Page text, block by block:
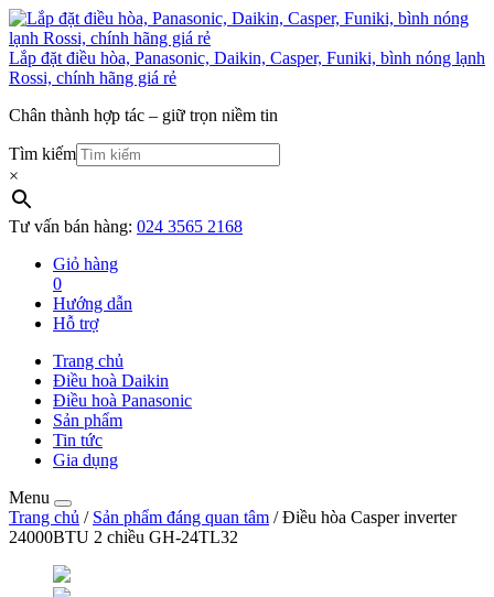
Lắp đặt điều hòa, Panasonic, Daikin, Casper, Funiki, bình nóng lạnh
Rossi, chính hãng giá rẻ
Chân thành hợp tác – giữ trọn niềm tin
Tìm kiếm
×
Tư vấn bán hàng: 024 3565 2168
Giỏ hàng
0
Hướng dẫn
Hỗ trợ
Trang chủ
Điều hoà Daikin
Điều hoà Panasonic
Sản phẩm
Tin tức
Gia dụng
Menu
Trang chủ / Sản phẩm đáng quan tâm / Điều hòa Casper inverter
24000BTU 2 chiều GH-24TL32